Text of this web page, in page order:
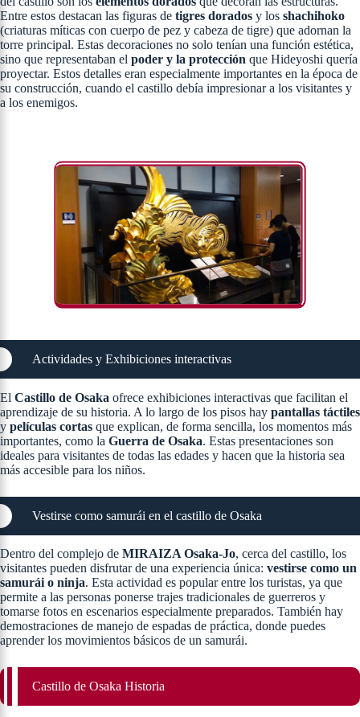
Entre estos destacan las figuras de tigres dorados y los shachihoko
(criaturas míticas con cuerpo de pez y cabeza de tigre) que adornan la
torre principal. Estas decoraciones no solo tenían una función estética,
sino que representaban el poder y la protección que Hideyoshi quería
proyectar. Estos detalles eran especialmente importantes en la época de
su construcción, cuando el castillo debía impresionar a los visitantes y
a los enemigos​.
Actividades y Exhibiciones interactivas
El Castillo de Osaka ofrece exhibiciones interactivas que facilitan el
aprendizaje de su historia. A lo largo de los pisos hay pantallas táctiles
y películas cortas que explican, de forma sencilla, los momentos más
importantes, como la Guerra de Osaka. Estas presentaciones son
ideales para visitantes de todas las edades y hacen que la historia sea
más accesible para los niños.
Vestirse como samurái en el castillo de Osaka
Dentro del complejo de MIRAIZA Osaka-Jo, cerca del castillo, los
visitantes pueden disfrutar de una experiencia única: vestirse como un
samurái o ninja. Esta actividad es popular entre los turistas, ya que
permite a las personas ponerse trajes tradicionales de guerreros y
tomarse fotos en escenarios especialmente preparados. También hay
demostraciones de manejo de espadas de práctica, donde puedes
aprender los movimientos básicos de un samurái​.
Castillo de Osaka Historia